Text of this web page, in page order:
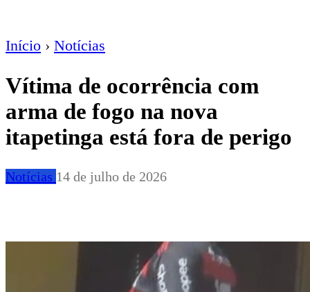
Início › Notícias
Vítima de ocorrência com
arma de fogo na nova
itapetinga está fora de perigo
Notícias 14 de julho de 2026